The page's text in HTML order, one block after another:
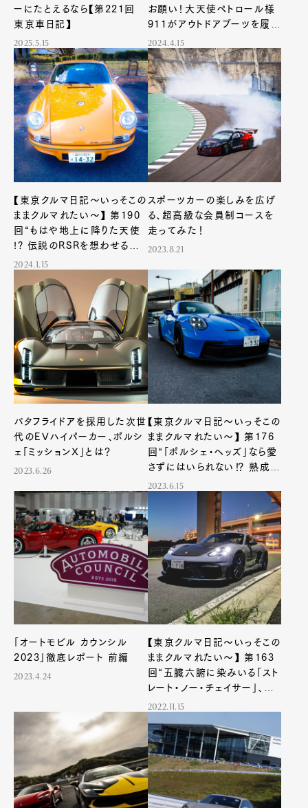
Fashion
Gourmet Cars
Product CultureLifestyle
Pen Membership
Magazine
Official Columnist
About
ーにたとえるなら【第221回
東京車日記】
2025.5.15
お願い！大天使ペトロール様
911がアウトドアブーツを履い
たなら
2024.4.15
【東京クルマ日記〜いっそこの
ままクルマれたい〜】 第190
回“もはや地上に降りた天使
!? 伝説のRSRを想わせるポ
ルシェ”
2024.1.15
スポーツカーの楽しみを広げ
る、超高級な会員制コースを
走ってみた！
2023.8.21
バタフライドアを採用した次世
代のEVハイパーカー、ポルシ
ェ「ミッションX」とは？
2023.6.26
【東京クルマ日記〜いっそこの
ままクルマれたい〜】 第176
回“「ポルシェ・ヘッズ」なら愛
さずにはいられない⁉ 熟成の
ような進化を遂げた永遠の自
然吸気モデル”
2023.6.15
「オートモビル カウンシル
2023」徹底レポート 前編
2023.4.24
【東京クルマ日記〜いっそこの
ままクルマれたい〜】 第163
回“五臓六腑に染みいる「スト
レート・ノー・チェイサー」、ミド
シップの最高傑作ここにあり”
2022.11.15